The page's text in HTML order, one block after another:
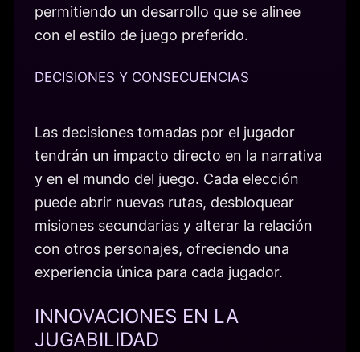
permitiendo un desarrollo que se alinee
con el estilo de juego preferido.
DECISIONES Y CONSECUENCIAS
Las decisiones tomadas por el jugador
tendrán un impacto directo en la narrativa
y en el mundo del juego. Cada elección
puede abrir nuevas rutas, desbloquear
misiones secundarias y alterar la relación
con otros personajes, ofreciendo una
experiencia única para cada jugador.
INNOVACIONES EN LA
JUGABILIDAD